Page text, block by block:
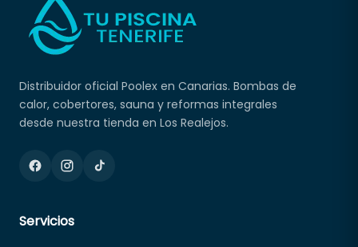
Distribuidor oficial Poolex en Canarias. Bombas de
calor, cobertores, sauna y reformas integrales
desde nuestra tienda en Los Realejos.
Servicios